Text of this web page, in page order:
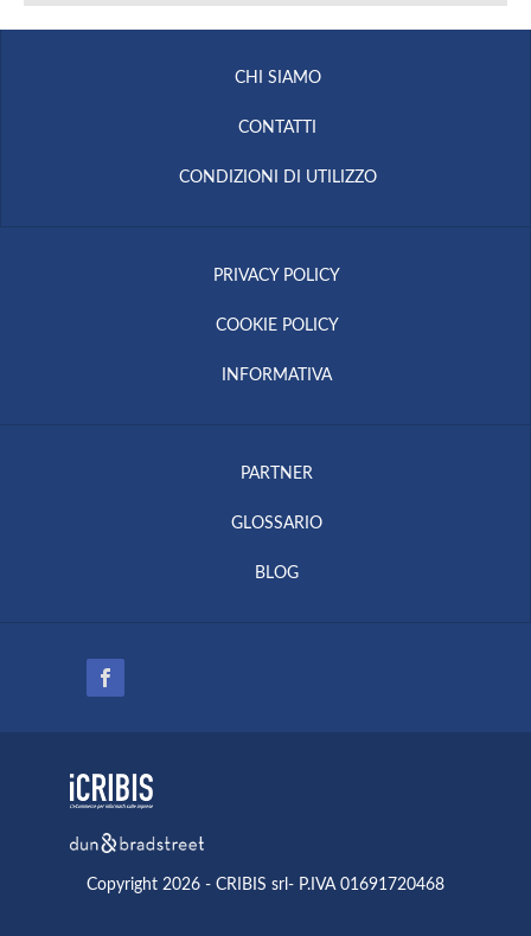
CHI SIAMO
CONTATTI
CONDIZIONI DI UTILIZZO
PRIVACY POLICY
COOKIE POLICY
INFORMATIVA
PARTNER
GLOSSARIO
BLOG
Copyright 2026 - CRIBIS srl- P.IVA 01691720468